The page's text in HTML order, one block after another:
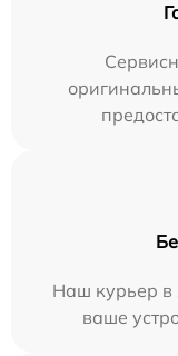
Наш курьер в
ваше